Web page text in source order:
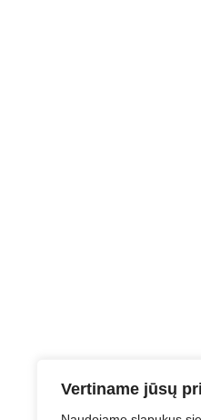
Vertiname jūsų